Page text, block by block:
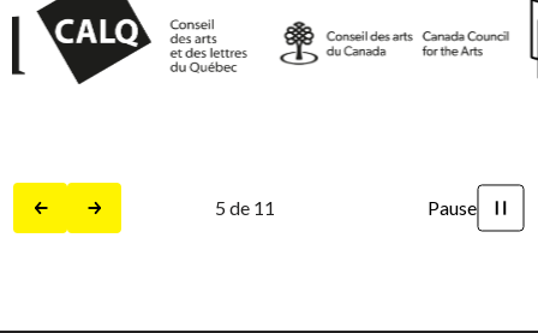
PrécédentSuivant 5de 11 Pause